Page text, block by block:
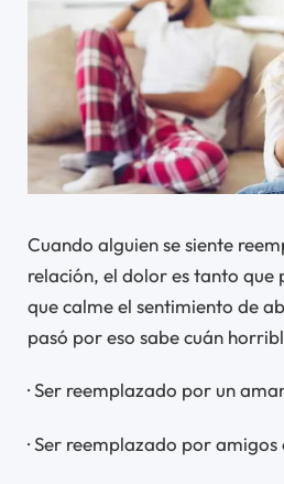
Cuando alguien se siente
relación, el dolor es tanto que
que calme el sentimiento de
pasó por eso sabe cuán
· Ser reemplazado por un
· Ser reemplazado por